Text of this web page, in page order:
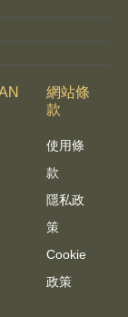
網站條
款
使用條
款
隱私政
策
Cookie
政策